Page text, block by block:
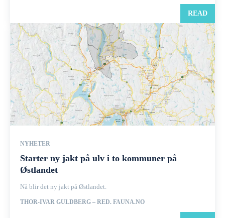
READ
NYHETER
Starter ny jakt på ulv i to kommuner på
Østlandet
Nå blir det ny jakt på Østlandet.
THOR-IVAR GULDBERG – RED. FAUNA.NO